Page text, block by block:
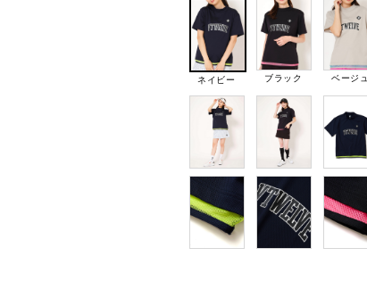
ネイビー ブラック ベージュ